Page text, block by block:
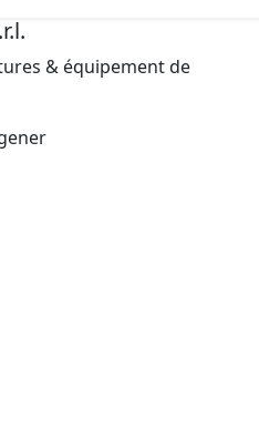
& équipement de